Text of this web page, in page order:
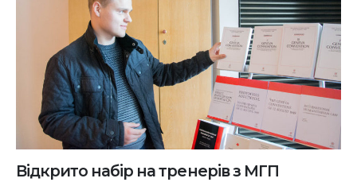
Відкрито набір на тренерів з МГП